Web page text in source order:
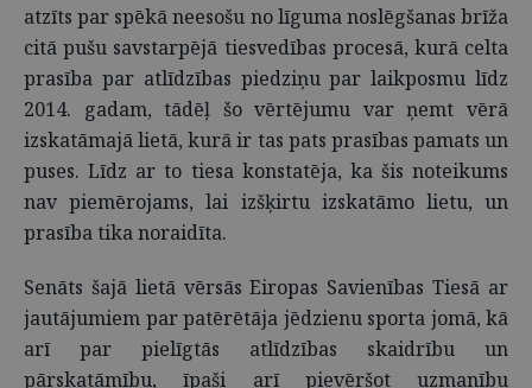
atzīts par spēkā neesošu no līguma noslēgšanas brīža
citā pušu savstarpējā tiesvedības procesā, kurā celta
prasība par atlīdzības piedziņu par laikposmu līdz
2014. gadam, tādēļ šo vērtējumu var ņemt vērā
izskatāmajā lietā, kurā ir tas pats prasības pamats un
puses. Līdz ar to tiesa konstatēja, ka šis noteikums
nav piemērojams, lai izšķirtu izskatāmo lietu, un
prasība tika noraidīta.
Senāts šajā lietā vērsās Eiropas Savienības Tiesā ar
jautājumiem par patērētāja jēdzienu sporta jomā, kā
arī par pielīgtās atlīdzības skaidrību un
pārskatāmību, īpaši arī pievēršot uzmanību